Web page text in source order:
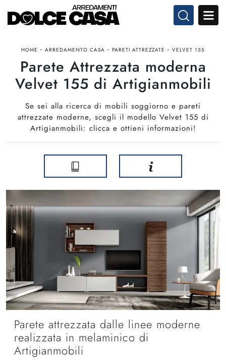
HOME - ARREDAMENTO CASA - PARETI ATTREZZATE - VELVET 155
Parete Attrezzata moderna
Velvet 155 di Artigianmobili
Se sei alla ricerca di mobili soggiorno e pareti
attrezzate moderne, scegli il modello Velvet 155 di
Artigianmobili: clicca e ottieni informazioni!
Parete attrezzata dalle linee moderne
realizzata in melaminico di
Artigianmobili